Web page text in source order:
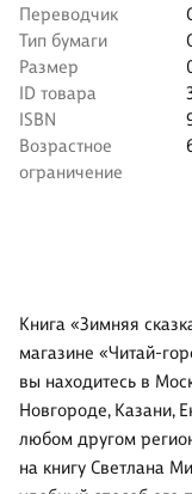
Переводчик
Тип бумаги
Размер
ID товара
ISBN
Возрастное
ограничение
Книга «Зимняя
магазине «Читай-
вы находитесь в
Новгороде, Казани,
любом другом
на книгу Светлана